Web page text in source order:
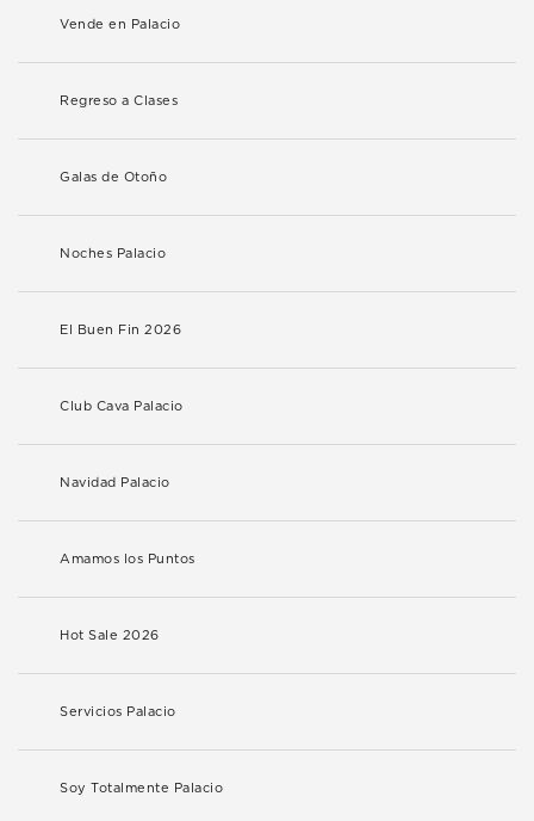
Vende en Palacio
Regreso a Clases
Galas de Otoño
Noches Palacio
El Buen Fin 2026
Club Cava Palacio
Navidad Palacio
Amamos los Puntos
Hot Sale 2026
Servicios Palacio
Soy Totalmente Palacio